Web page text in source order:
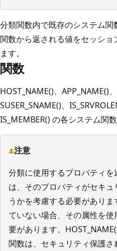
分類関数内で既存のシステム
関数から返される値をセッシ
ます。
関数
HOST_NAME()、APP_NAME()、
SUSER_SNAME()、
IS_MEMBER() の各システム関
注意
分類に使用するプロパティ
は、そのプロパティがセキ
うかを考慮する必要があり
ていない場合、その属性を
要があります。
関数は、セキュリティ保護